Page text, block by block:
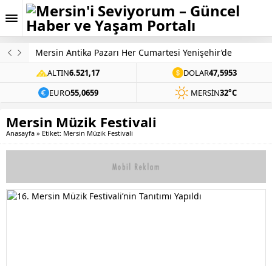
Mersin Antika Pazarı Her Cumartesi Yenişehir’de
ALTIN6.521,17 DOLAR47,5953
EURO55,0659 MERSIN32°C
Mersin Müzik Festivali
Anasayfa » Etiket: Mersin Müzik Festivali